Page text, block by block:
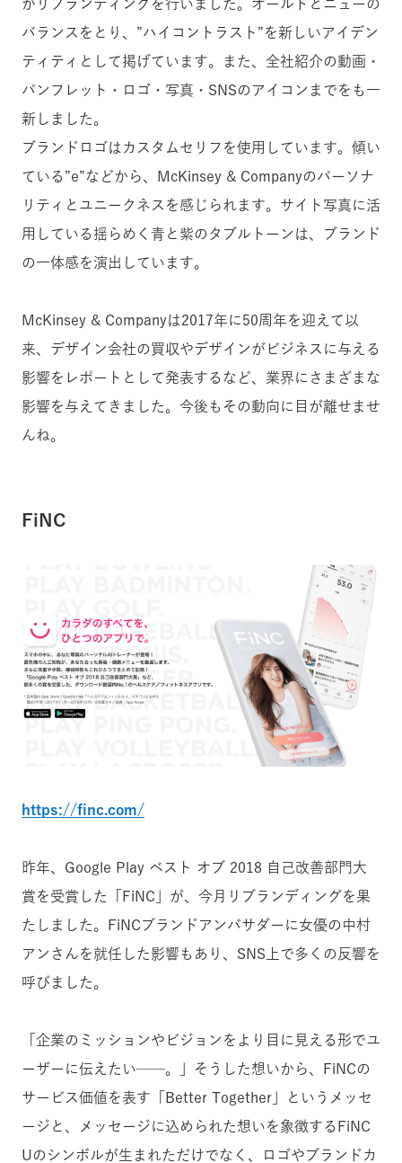
がリブランディングを行いました。オールドとニューの
バランスをとり、”ハイコントラスト”を新しいアイデン
ティティとして掲げています。また、全社紹介の動画・
パンフレット・ロゴ・写真・SNSのアイコンまでをも一
新しました。
ブランドロゴはカスタムセリフを使用しています。傾い
ている”e”などから、McKinsey & Companyのパーソナ
リティとユニークネスを感じられます。サイト写真に活
用している揺らめく青と紫のタブルトーンは、ブランド
の一体感を演出しています。
McKinsey & Companyは2017年に50周年を迎えて以
来、デザイン会社の買収やデザインがビジネスに与える
影響をレポートとして発表するなど、業界にさまざまな
影響を与えてきました。今後もその動向に目が離せませ
んね。
FiNC
https://finc.com/
昨年、Google Play ベスト オブ 2018 自己改善部門大
賞を受賞した「FiNC」が、今月リブランディングを果
たしました。FiNCブランドアンバサダーに女優の中村
アンさんを就任した影響もあり、SNS上で多くの反響を
呼びました。
「企業のミッションやビジョンをより目に見える形でユ
ーザーに伝えたい──。」そうした想いから、FiNCの
サービス価値を表す「Better Together」というメッセ
ージと、メッセージに込められた想いを象徴するFiNC
Uのシンボルが生まれただけでなく、ロゴやブランドカ